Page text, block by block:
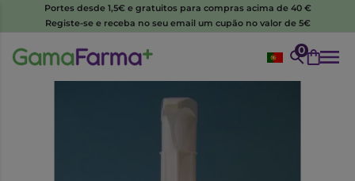
Portes desde 1,5€ e gratuitos para compras acima de 40 €
Registe-se e receba no seu email um cupão no valor de 5€
0